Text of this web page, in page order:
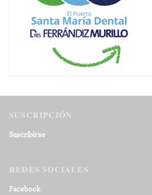
SUSCRIPCIÓN
Suscribirse
REDES SOCIALES
Facebook